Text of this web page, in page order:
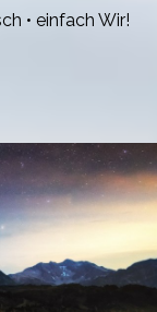
• einfach Wir!